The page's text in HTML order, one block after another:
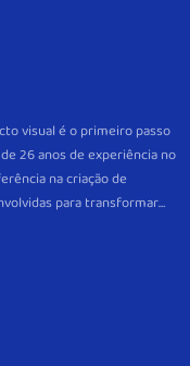
visual é o primeiro passo
26 anos de experiência no
na criação de
para transformar
de atração.
e um padrão
fidelidade visual,
com suporte próximo